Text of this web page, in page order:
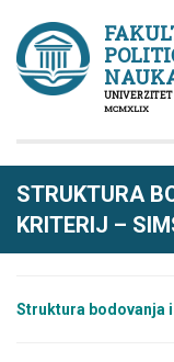
MCMXLIX
STRUKTURA
KRITERIJ –
Struktura bodovanja